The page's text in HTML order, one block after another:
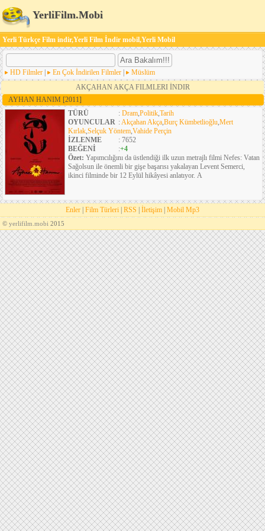
YerliFilm.Mobi
Yerli Türkçe Film indir,Yerli Film İndir mobil,Yerli Mobil
HD Filmler En Çok İndirilen Filmler
Müslüm
AKÇAHAN AKÇA FILMLERI İNDIR
AYHAN HANIM [2011]
TÜRÜ
: Dram,Politik,Tarih
OYUNCULAR :Akçahan Akça,Burç Kümbetlioğlu,Mert
Kırlak,Selçuk Yöntem,Vahide Perçin
İZLENME
: 7652
BEĞENİ
:+4
Özet: Yapımcılığını da üstlendiği ilk uzun metrajlı filmi Nefes: Vatan
Sağolsun ile önemli bir gişe başarısı yakalayan Levent Semerci,
ikinci filminde bir 12 Eylül hikâyesi anlatıyor. A
Enler Film Türleri RSS İletişim Mobil Mp3
© yerlifilm.mobi 2015